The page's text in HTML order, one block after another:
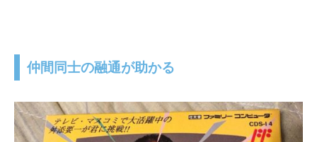
仲間同士の融通が助かる